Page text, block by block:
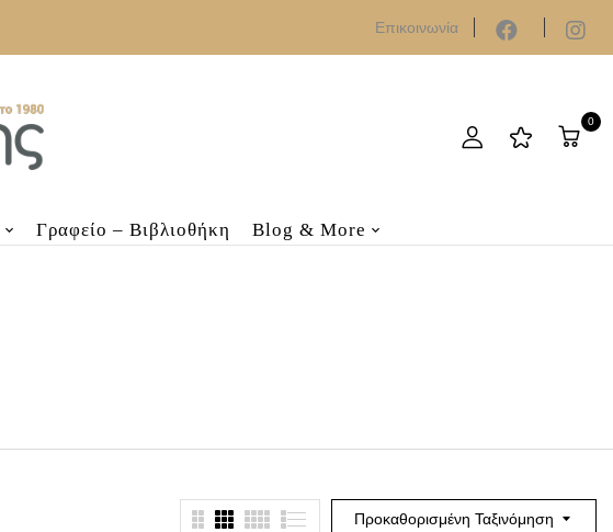
Επικοινωνία
0
Γραφείο – Βιβλιοθήκη Blog & More
Προκαθορισμένη Ταξινόμηση